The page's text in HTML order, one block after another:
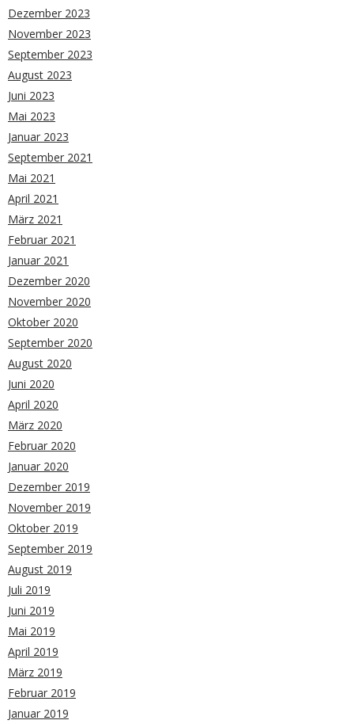
Dezember 2023
November 2023
September 2023
August 2023
Juni 2023
Mai 2023
Januar 2023
September 2021
Mai 2021
April 2021
März 2021
Februar 2021
Januar 2021
Dezember 2020
November 2020
Oktober 2020
September 2020
August 2020
Juni 2020
April 2020
März 2020
Februar 2020
Januar 2020
Dezember 2019
November 2019
Oktober 2019
September 2019
August 2019
Juli 2019
Juni 2019
Mai 2019
April 2019
März 2019
Februar 2019
Januar 2019